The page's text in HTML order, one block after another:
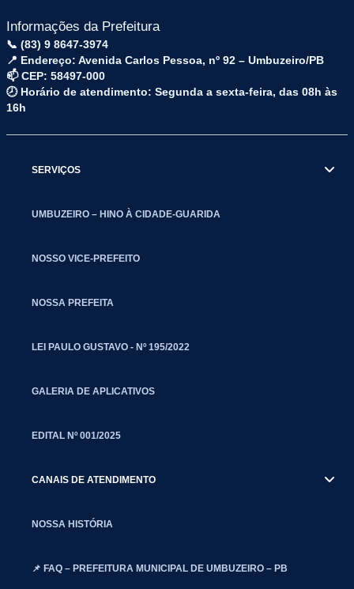
Informações da Prefeitura
📞 (83) 9 8647-3974
📍 Endereço: Avenida Carlos Pessoa, nº 92 – Umbuzeiro/PB
📫 CEP: 58497-000
🕗 Horário de atendimento: Segunda a sexta-feira, das 08h às
16h
SERVIÇOS
UMBUZEIRO – HINO À CIDADE-GUARIDA
NOSSO VICE-PREFEITO
NOSSA PREFEITA
LEI PAULO GUSTAVO - Nº 195/2022
GALERIA DE APLICATIVOS
EDITAL Nº 001/2025
CANAIS DE ATENDIMENTO
NOSSA HISTÓRIA
📌 FAQ – PREFEITURA MUNICIPAL DE UMBUZEIRO – PB